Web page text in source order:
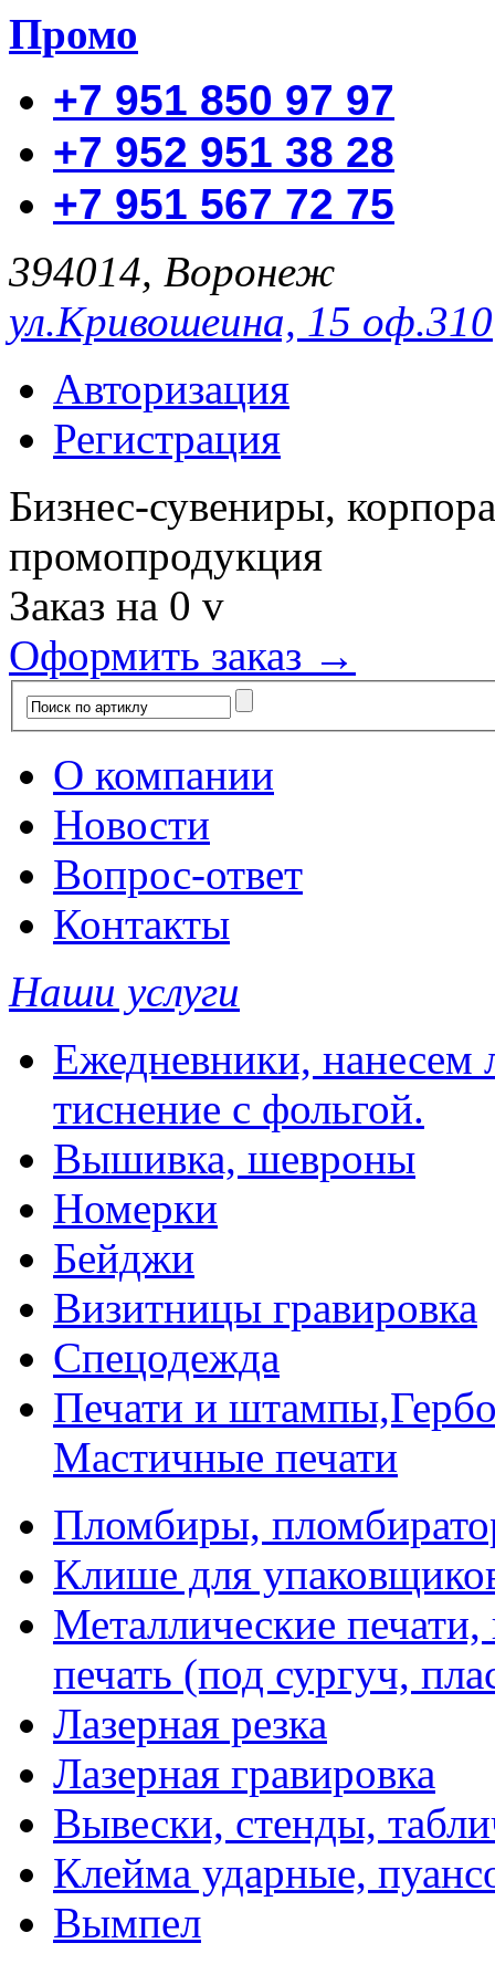
Промо
+7 951 850 97 97
+7 952 951 38 28
+7 951 567 72 75
394014, Воронеж
ул.Кривошеина, 15 оф.310
Авторизация
Регистрация
Бизнес-сувениры,
промопродукция
Заказ на 0 v
Оформить заказ →
О компании
Новости
Вопрос-ответ
Контакты
Наши услуги
Ежедневники, нанесем
тиснение с фольгой.
Вышивка, шевроны
Номерки
Бейджи
Визитницы гравировка
Спецодежда
Печати и
Мастичные печати
Пломбиры,
Клише для
Металлические
печать (под сургуч,
Лазерная резка
Лазерная гравировка
Вывески, стенды,
Клейма ударные,
Вымпел